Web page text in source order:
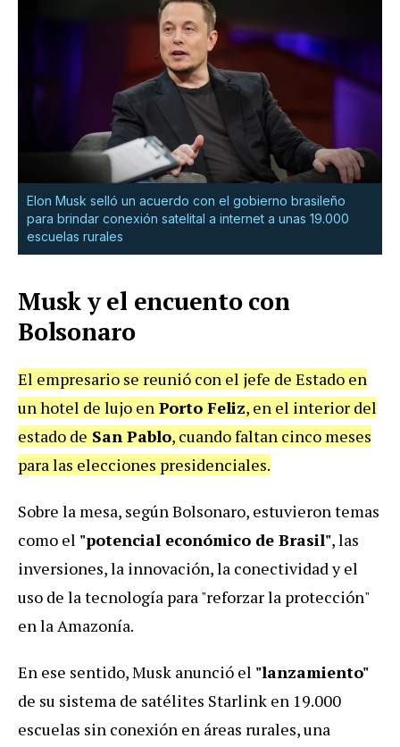
Elon Musk selló un acuerdo con el gobierno brasileño
para brindar conexión satelital a internet a unas 19.000
escuelas rurales
Musk y el encuento con
Bolsonaro
El empresario se reunió con el jefe de Estado en
un hotel de lujo en Porto Feliz, en el interior del
estado de San Pablo, cuando faltan cinco meses
para las elecciones presidenciales.
Sobre la mesa, según Bolsonaro, estuvieron temas
como el "potencial económico de Brasil", las
inversiones, la innovación, la conectividad y el
uso de la tecnología para "reforzar la protección"
en la Amazonía.
En ese sentido, Musk anunció el "lanzamiento"
de su sistema de satélites Starlink en 19.000
escuelas sin conexión en áreas rurales, una